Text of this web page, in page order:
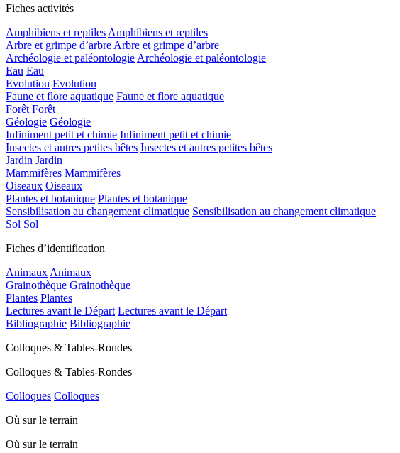
Fiches activités
Amphibiens et reptiles Amphibiens et reptiles
Arbre et grimpe d’arbre Arbre et grimpe d’arbre
Archéologie et paléontologie Archéologie et paléontologie
Eau Eau
Evolution Evolution
Faune et flore aquatique Faune et flore aquatique
Forêt Forêt
Géologie Géologie
Infiniment petit et chimie Infiniment petit et chimie
Insectes et autres petites bêtes Insectes et autres petites bêtes
Jardin Jardin
Mammifères Mammifères
Oiseaux Oiseaux
Plantes et botanique Plantes et botanique
Sensibilisation au changement climatique Sensibilisation au changement climatique
Sol Sol
Fiches d’identification
Animaux Animaux
Grainothèque Grainothèque
Plantes Plantes
Lectures avant le Départ Lectures avant le Départ
Bibliographie Bibliographie
Colloques & Tables-Rondes
Colloques & Tables-Rondes
Colloques Colloques
Où sur le terrain
Où sur le terrain